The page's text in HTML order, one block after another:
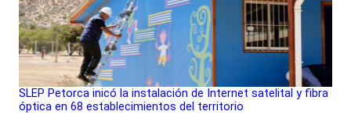
SLEP Petorca inicó la instalación de Internet satelital y fibra
óptica en 68 establecimientos del territorio